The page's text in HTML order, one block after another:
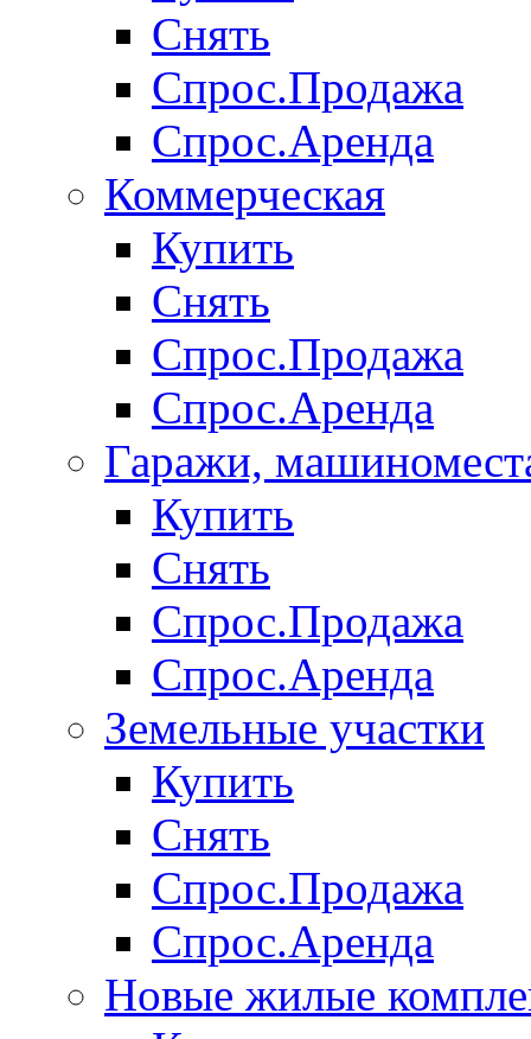
Снять
Спрос.Продажа
Спрос.Аренда
Коммерческая
Купить
Снять
Спрос.Продажа
Спрос.Аренда
Гаражи,
Купить
Снять
Спрос.Продажа
Спрос.Аренда
Земельные участки
Купить
Снять
Спрос.Продажа
Спрос.Аренда
Новые жилые